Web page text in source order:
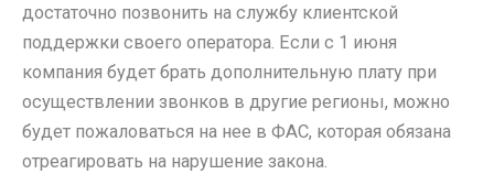
достаточно позвонить на службу клиентской
поддержки своего оператора. Если с 1 июня
компания будет брать дополнительную плату при
осуществлении звонков в другие регионы, можно
будет пожаловаться на нее в ФАС, которая обязана
отреагировать на нарушение закона.